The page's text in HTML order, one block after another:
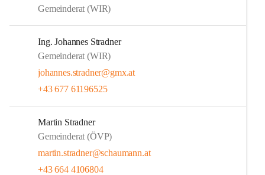
Gemeinderat (WIR)
Ing. Johannes Stradner
Gemeinderat (WIR)
johannes.stradner@gmx.at
+43 677 61196525
Martin Stradner
Gemeinderat (ÖVP)
martin.stradner@schaumann.at
+43 664 4106804